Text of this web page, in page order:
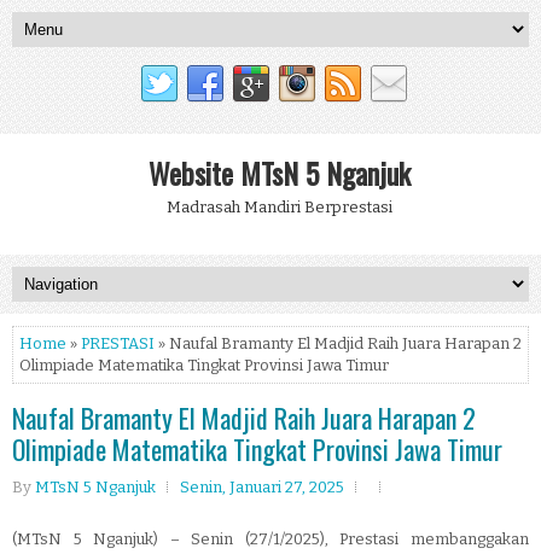
Website MTsN 5 Nganjuk
Madrasah Mandiri Berprestasi
Home » PRESTASI » Naufal Bramanty El Madjid Raih Juara Harapan 2
Olimpiade Matematika Tingkat Provinsi Jawa Timur
Naufal Bramanty El Madjid Raih Juara Harapan 2
Olimpiade Matematika Tingkat Provinsi Jawa Timur
By MTsN 5 Nganjuk Senin, Januari 27, 2025
(MTsN 5 Nganjuk) – Senin (27/1/2025), Prestasi membanggakan